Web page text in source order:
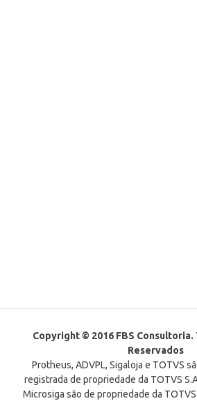
Copyright © 2016 FBS
Reservados
Protheus, ADVPL, Sigaloja e TOTVS
registrada de propriedade da TOTVS
Microsiga são de propriedade da TOTVS